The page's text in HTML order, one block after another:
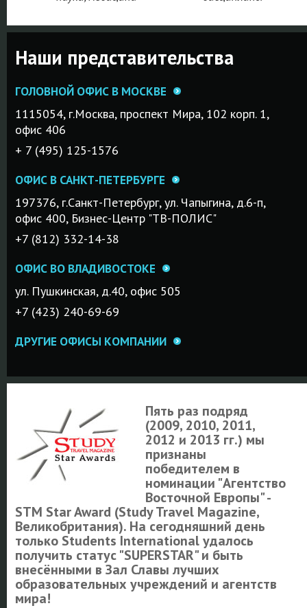
Наши представительства
ГОЛОВНОЙ ОФИС В МОСКВЕ
1115054, г.Mосква, проспект Мира, 102 корп. 1,
офис 406
+ 7 (495) 125-1576
ОФИС В САНКТ-ПЕТЕРБУРГЕ
197376, г.Санкт-Петербург, ул. Чапыгина, д.6-п,
офис 400, Бизнес-Центр "ТВ-ПОЛИС"
+7 (812) 332-14-38
ОФИС ВО ВЛАДИВОСТОКЕ
ул. Пушкинская, д.40, офис 505
+7 (423) 240-69-69
ДРУГИЕ ОФИСЫ КОМПАНИИ
Пять раз подряд
(2009, 2010, 2011,
2012 и 2013 гг.) мы
признаны
победителем в
номинации "Агентство
Восточной Европы" -
STM Star Award (Study Travel Magazine,
Великобритания). На сегодняшний день
только Students International удалось
получить статус "SUPERSTAR" и быть
внесёнными в Зал Славы лучших
образовательных учреждений и агентств
мира!